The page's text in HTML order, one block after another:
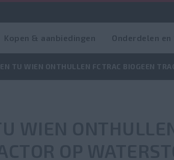
Kopen & aanbiedingen Onderdelen en
EN TU WIEN ONTHULLEN FCTRAC BIOGEEN